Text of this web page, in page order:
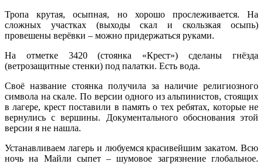
Тропа крутая, осыпная, но хорошо прослеживается. На
сложных участках (выходы скал и скользкая осыпь)
провешены верёвки – можно придержаться руками.
На отметке 3420 (стоянка «Крест») сделаны гнёзда
(ветрозащитные стенки) под палатки. Есть вода.
Своё название стоянка получила за наличие религиозного
символа на скале. По версии одного из альпинистов, стоящих
в лагере, крест поставили в память о тех ребятах, которые не
вернулись с вершины. Документального обоснования этой
версии я не нашла.
Устанавливаем лагерь и любуемся красивейшим закатом. Всю
ночь на Майли сыпет – шумовое загрязнение глобальное.